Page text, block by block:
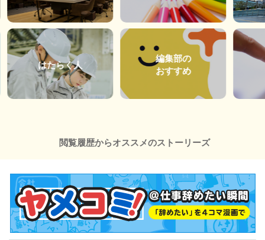
はたらく人
編集部の
おすすめ
閲覧履歴からオススメのストーリーズ